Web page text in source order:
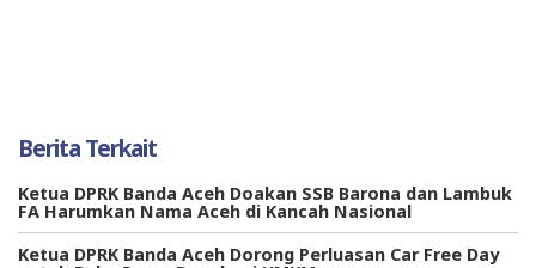
Berita Terkait
Ketua DPRK Banda Aceh Doakan SSB Barona dan Lambuk
FA Harumkan Nama Aceh di Kancah Nasional
Ketua DPRK Banda Aceh Dorong Perluasan Car Free Day